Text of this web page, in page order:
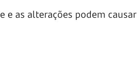
e as alterações podem